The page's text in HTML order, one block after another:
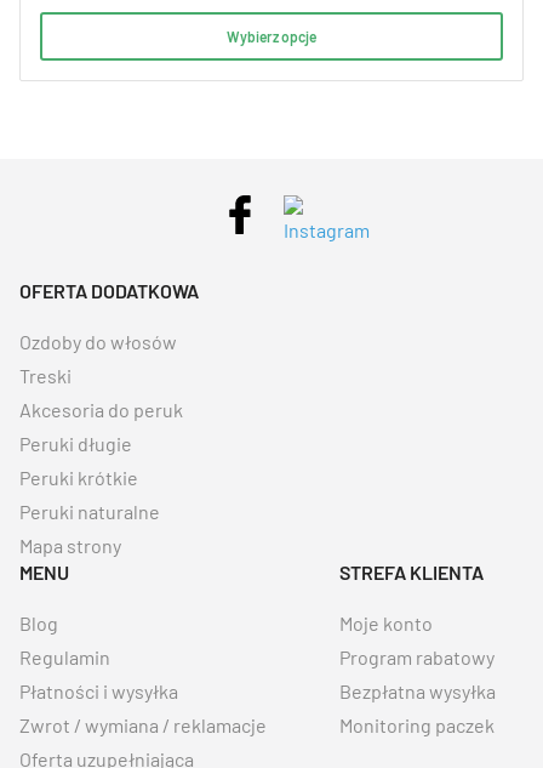
Wybierz opcje
OFERTA DODATKOWA
Ozdoby do włosów
Treski
Akcesoria do peruk
Peruki długie
Peruki krótkie
Peruki naturalne
Mapa strony
MENU
Blog
Regulamin
Płatności i wysyłka
Zwrot / wymiana / reklamacje
Oferta uzupełniająca
STREFA KLIENTA
Moje konto
Program rabatowy
Bezpłatna wysyłka
Monitoring paczek